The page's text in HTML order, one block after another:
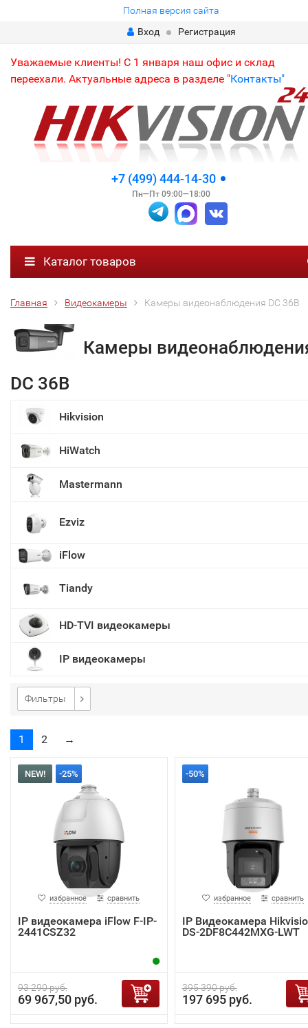
Полная версия сайта
Вход
Регистрация
Уважаемые клиенты! С 1 января наш офис и склад
переехали. Актуальные адреса в разделе "Контакты"
+7 (499) 444-14-30
Пн—Пт 09:00—18:00
Каталог товаров
Главная Видеокамеры Камеры видеонаблюдения DC 36В
Камеры
DC 36В
Hikvision
HiWatch
Mastermann
Ezviz
iFlow
Tiandy
HD-TVI видеокамеры
IP видеокамеры
Фильтры
1 2 →
NEW! -25%
избранное сравнить
IP видеокамера iFlow F-IP-
2441CSZ32
93 290 руб.
69 967,50 руб.
-50%
избранное сравнить
IP Видеокамера
DS-2DF8C442MXG-LWT
395 390 руб.
197 695 руб.